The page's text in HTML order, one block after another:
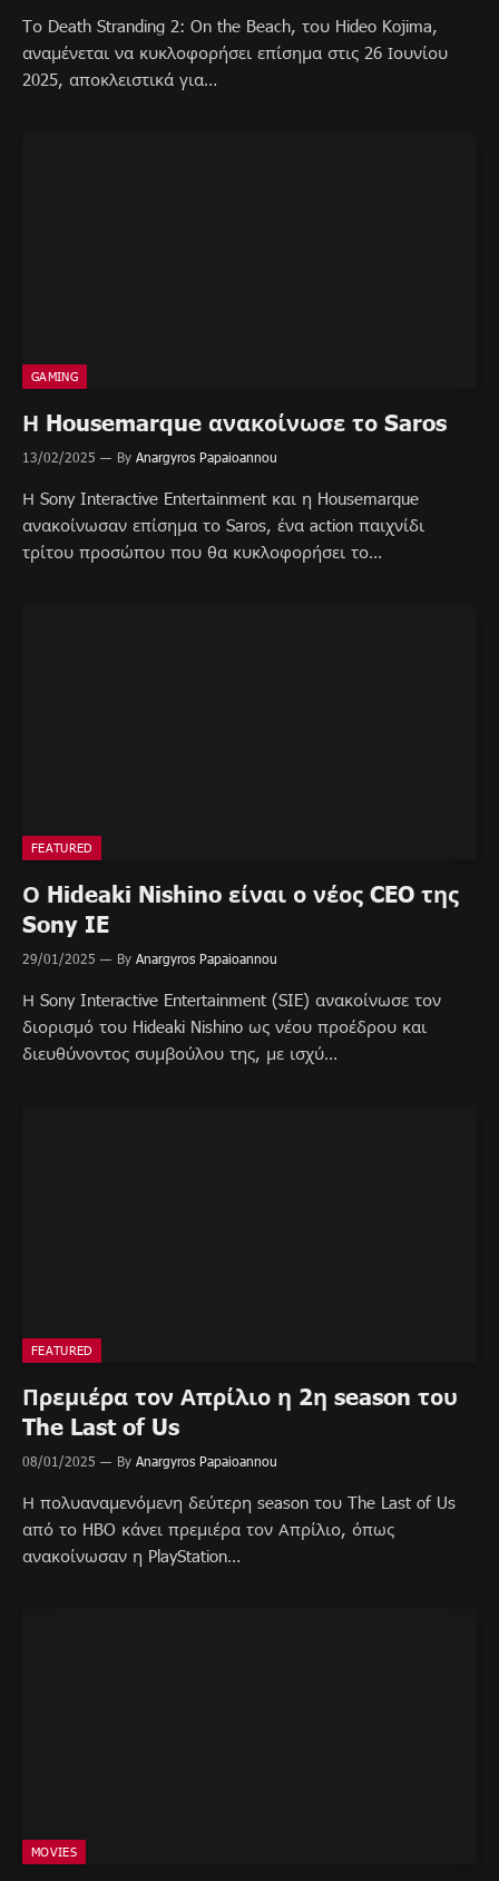
Tο Death Stranding 2: On the Beach, του Hideo Kojima,
αναμένεται να κυκλοφορήσει επίσημα στις 26 Ιουνίου
2025, αποκλειστικά για…
GAMING
Η Housemarque ανακοίνωσε το Saros
13/02/2025 By Anargyros Papaioannou
Η Sony Interactive Entertainment και η Housemarque
ανακοίνωσαν επίσημα το Saros, ένα action παιχνίδι
τρίτου προσώπου που θα κυκλοφορήσει το…
FEATURED
Ο Hideaki Nishino είναι ο νέος CEO της
Sony IE
29/01/2025 By Anargyros Papaioannou
Η Sony Interactive Entertainment (SIE) ανακοίνωσε τον
διορισμό του Hideaki Nishino ως νέου προέδρου και
διευθύνοντος συμβούλου της, με ισχύ…
FEATURED
Πρεμιέρα τον Απρίλιο η 2η season του
The Last of Us
08/01/2025 By Anargyros Papaioannou
Η πολυαναμενόμενη δεύτερη season του The Last of Us
από το HBO κάνει πρεμιέρα τον Απρίλιο, όπως
ανακοίνωσαν η PlayStation…
MOVIES